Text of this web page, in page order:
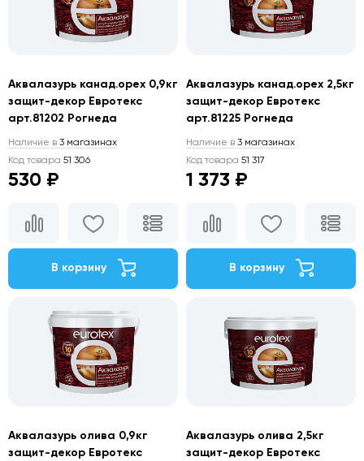
Аквалазурь канад.орех 0,9кг
защит-декор Евротекс
арт.81202 Рогнеда
Наличие в 3 магазинах
Код товара 51 306
530 ₽
В корзину
Аквалазурь канад.орех 2,5кг
защит-декор Евротекс
арт.81225 Рогнеда
Наличие в 3 магазинах
Код товара 51 317
1 373 ₽
В корзину
Аквалазурь олива 0,9кг
защит-декор Евротекс
Аквалазурь олива 2,5кг
защит-декор Евротекс